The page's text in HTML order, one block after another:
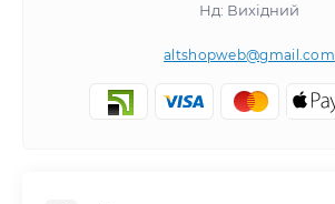
Нд: Вихідний
altshopweb@gmail.com